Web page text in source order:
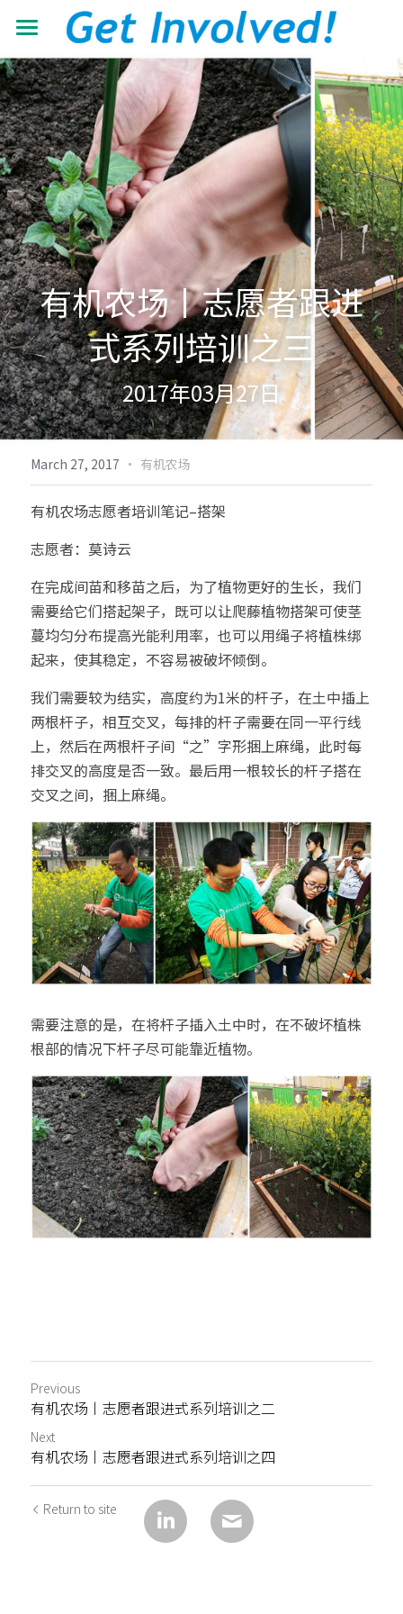
首页
关于我们
了解根与芽
认识珍·古道尔
共建伙伴
加入我们
工作领域
抵御荒漠化
可持续发展教育
有机生态教育
低碳节能倡导
营造可持续生活
助力儿童成长
倡导生物多样性
更多
最新动态
青年力量
志愿者+
学校小组
资源中心
机构年报
教材教程
影像资料
搜索
中文
中文
English
有机农场丨志愿者跟进
式系列培训之三
2017年03月27日
March 27, 2017 · 有机农场
有机农场志愿者培训笔记–搭架
志愿者：莫诗云
在完成间苗和移苗之后，为了植物更好的生长，我们
需要给它们搭起架子，既可以让爬藤植物搭架可使茎
蔓均匀分布提高光能利用率，也可以用绳子将植株绑
起来，使其稳定，不容易被破坏倾倒。
我们需要较为结实，高度约为1米的杆子，在土中插上
两根杆子，相互交叉，每排的杆子需要在同一平行线
上，然后在两根杆子间“之”字形捆上麻绳，此时每
排交叉的高度是否一致。最后用一根较长的杆子搭在
交叉之间，捆上麻绳。
需要注意的是，在将杆子插入土中时，在不破坏植株
根部的情况下杆子尽可能靠近植物。
Previous
有机农场丨志愿者跟进式系列培训之二
Next
有机农场丨志愿者跟进式系列培训之四
Return to site